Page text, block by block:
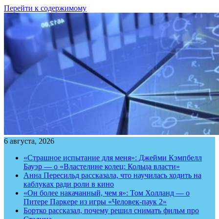
Перейти к содержимому
6 августа, 2026
«Страшное испытание для меня»: Джейми Кэмпбелл
Бауэр — о «Властелине колец: Кольца власти»
Анна Пересильд рассказала, что научилась ходить на
каблуках ради роли в кино
«Он более накачанный, чем я»: Том Холланд — о
Питере Паркере из игры «Человек-паук 2»
Бортко рассказал, почему решил снимать фильм про